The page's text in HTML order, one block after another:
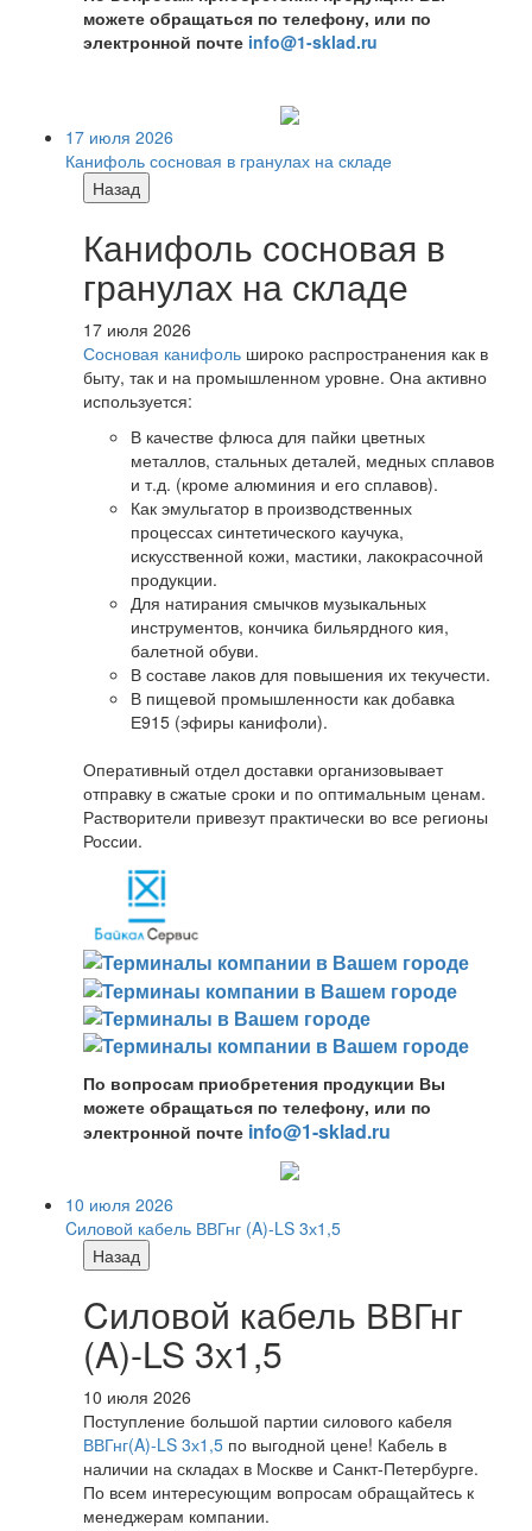
можете обращаться по телефону, или по
электронной почте info@1-sklad.ru
17 июля 2026
Канифоль сосновая в гранулах на складе
Назад
Канифоль сосновая в
гранулах на складе
17 июля 2026
Сосновая канифоль широко распространения как в
быту, так и на промышленном уровне. Она активно
используется:
В качестве флюса для пайки цветных
металлов, стальных деталей, медных сплавов
и т.д. (кроме алюминия и его сплавов).
Как эмульгатор в производственных
процессах синтетического каучука,
искусственной кожи, мастики, лакокрасочной
продукции.
Для натирания смычков музыкальных
инструментов, кончика бильярдного кия,
балетной обуви.
В составе лаков для повышения их текучести.
В пищевой промышленности как добавка
Е915 (эфиры канифоли).
Оперативный отдел доставки организовывает
отправку в сжатые сроки и по оптимальным ценам.
Растворители привезут практически во все регионы
России.
По вопросам приобретения продукции Вы
можете обращаться по телефону, или по
электронной почте info@1-sklad.ru
10 июля 2026
Cиловой кабель ВВГнг (A)-LS 3х1,5
Назад
Cиловой кабель ВВГнг
(A)-LS 3х1,5
10 июля 2026
Поступление большой партии силового кабеля
ВВГнг(A)-LS 3х1,5 по выгодной цене! Кабель в
наличии на складах в Москве и Санкт-Петербурге.
По всем интересующим вопросам обращайтесь к
менеджерам компании.